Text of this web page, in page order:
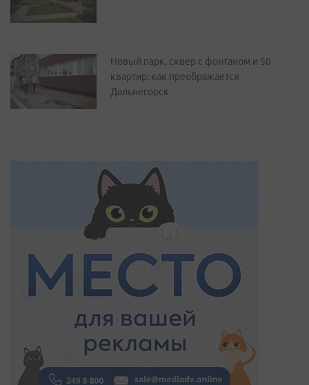
Новый парк, сквер с фонтаном и 50
квартир: как преображается
Дальнегорск